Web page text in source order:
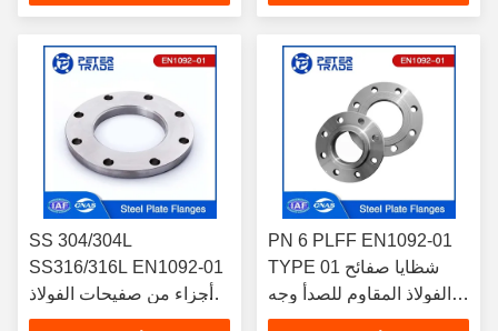
للصناعة الكيميائية
SS 304/304L
SS316/316L EN1092-01
أجزاء من صفيحات الفولاذ
المقاوم للصدأ PN 10
PN 6 PLFF EN1092-01
TYPE 01 شظايا صفائح
الفولاذ المقاوم للصدأ وجه
مسطح للتطبيقات الصناعية